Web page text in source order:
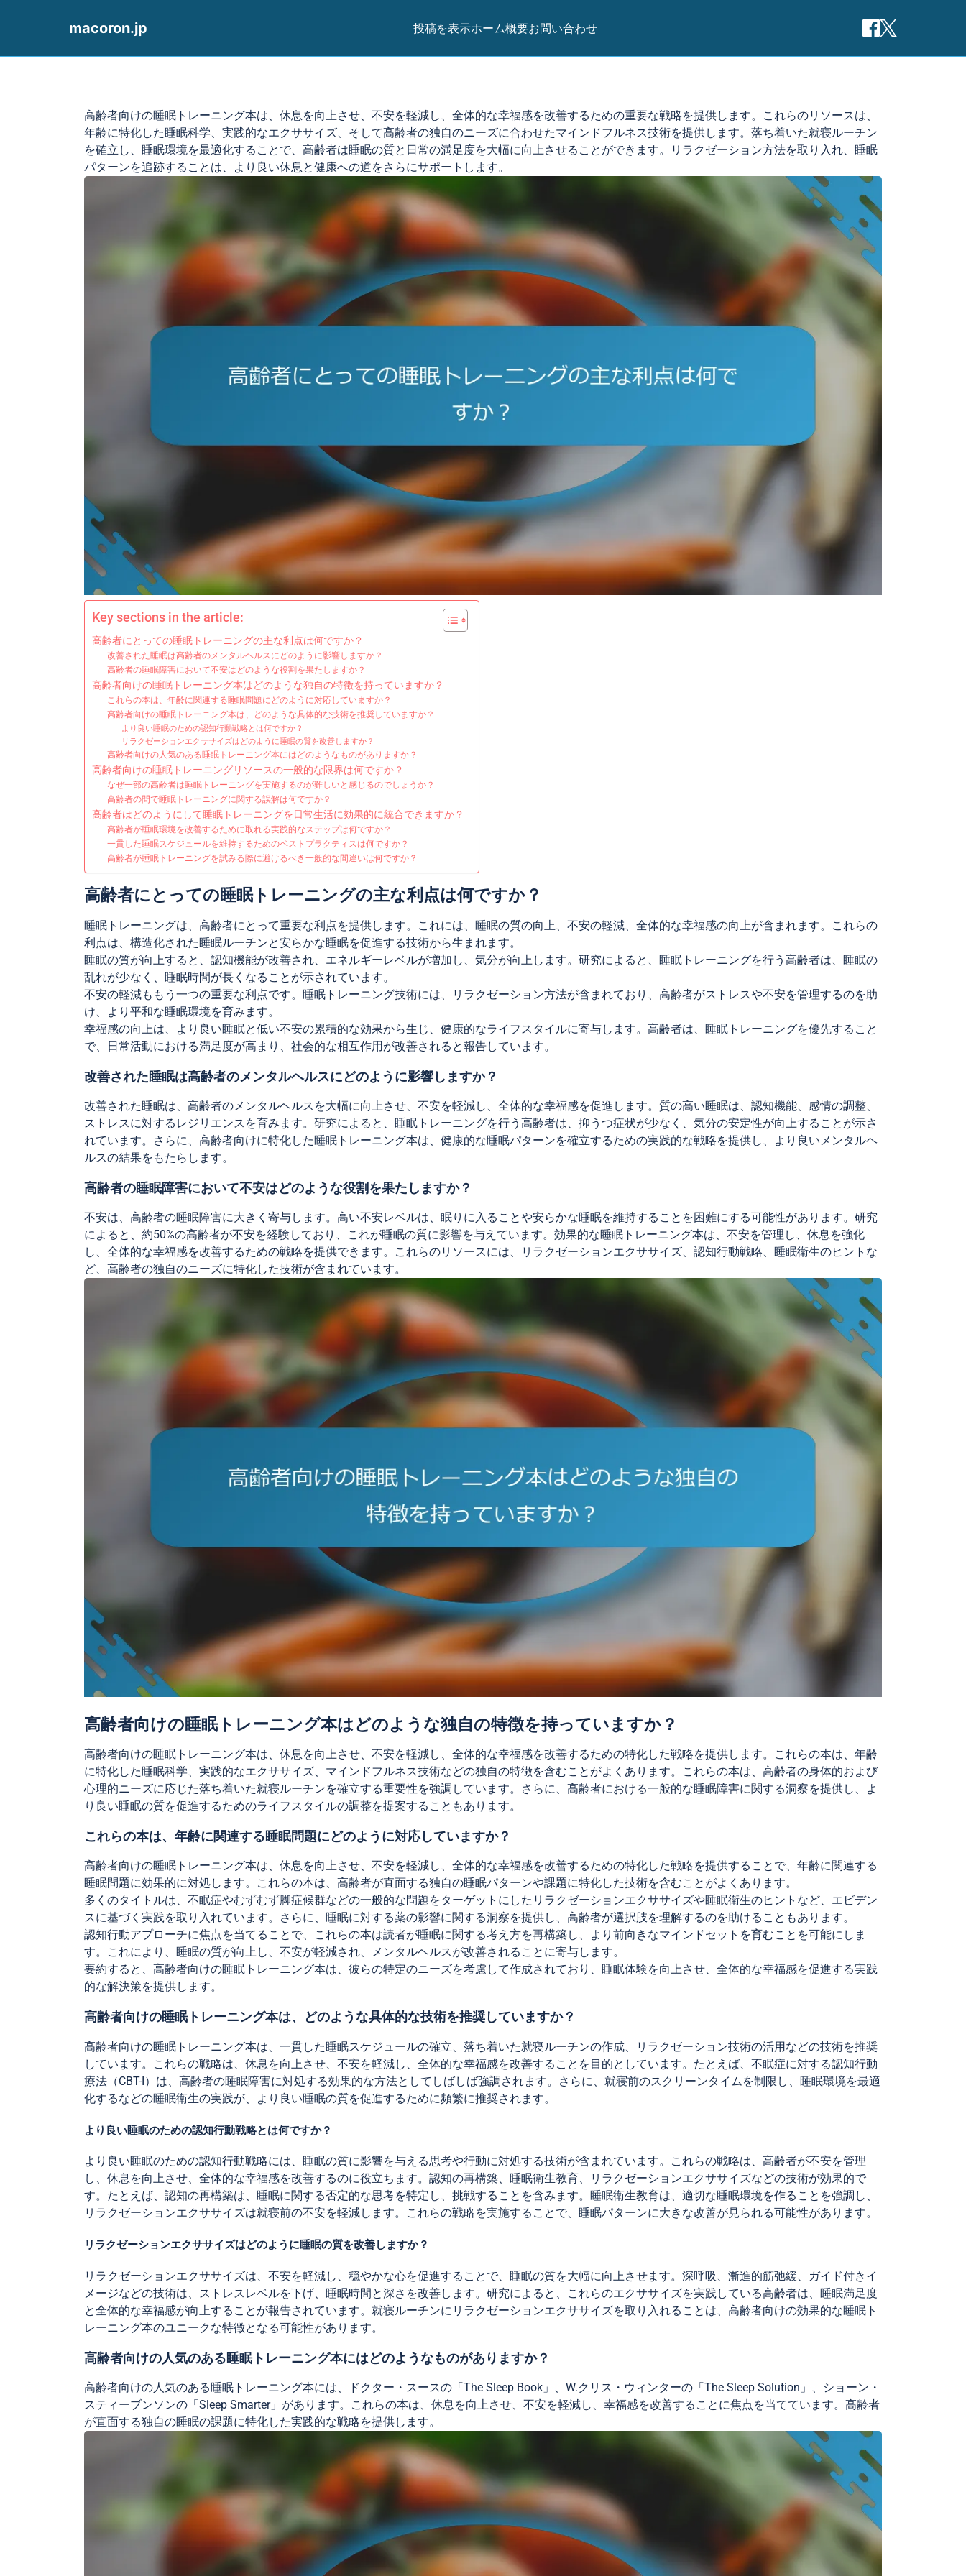
macoron.jp 投稿を表示ホーム概要お問い合わせ
高齢者向けの睡眠トレーニング本は、休息を向上させ、不安を軽減し、全体的な幸福感を改善するための重要な戦略を提供します。これらのリソースは、
年齢に特化した睡眠科学、実践的なエクササイズ、そして高齢者の独自のニーズに合わせたマインドフルネス技術を提供します。落ち着いた就寝ルーチン
を確立し、睡眠環境を最適化することで、高齢者は睡眠の質と日常の満足度を大幅に向上させることができます。リラクゼーション方法を取り入れ、睡眠
パターンを追跡することは、より良い休息と健康への道をさらにサポートします。
Key sections in the article:
高齢者にとっての睡眠トレーニングの主な利点は何ですか？
改善された睡眠は高齢者のメンタルヘルスにどのように影響しますか？
高齢者の睡眠障害において不安はどのような役割を果たしますか？
高齢者向けの睡眠トレーニング本はどのような独自の特徴を持っていますか？
これらの本は、年齢に関連する睡眠問題にどのように対応していますか？
高齢者向けの睡眠トレーニング本は、どのような具体的な技術を推奨していますか？
より良い睡眠のための認知行動戦略とは何ですか？
リラクゼーションエクササイズはどのように睡眠の質を改善しますか？
高齢者向けの人気のある睡眠トレーニング本にはどのようなものがありますか？
高齢者向けの睡眠トレーニングリソースの一般的な限界は何ですか？
なぜ一部の高齢者は睡眠トレーニングを実施するのが難しいと感じるのでしょうか？
高齢者の間で睡眠トレーニングに関する誤解は何ですか？
高齢者はどのようにして睡眠トレーニングを日常生活に効果的に統合できますか？
高齢者が睡眠環境を改善するために取れる実践的なステップは何ですか？
一貫した睡眠スケジュールを維持するためのベストプラクティスは何ですか？
高齢者が睡眠トレーニングを試みる際に避けるべき一般的な間違いは何ですか？
高齢者にとっての睡眠トレーニングの主な利点は何ですか？
睡眠トレーニングは、高齢者にとって重要な利点を提供します。これには、睡眠の質の向上、不安の軽減、全体的な幸福感の向上が含まれます。これらの
利点は、構造化された睡眠ルーチンと安らかな睡眠を促進する技術から生まれます。
睡眠の質が向上すると、認知機能が改善され、エネルギーレベルが増加し、気分が向上します。研究によると、睡眠トレーニングを行う高齢者は、睡眠の
乱れが少なく、睡眠時間が長くなることが示されています。
不安の軽減ももう一つの重要な利点です。睡眠トレーニング技術には、リラクゼーション方法が含まれており、高齢者がストレスや不安を管理するのを助
け、より平和な睡眠環境を育みます。
幸福感の向上は、より良い睡眠と低い不安の累積的な効果から生じ、健康的なライフスタイルに寄与します。高齢者は、睡眠トレーニングを優先すること
で、日常活動における満足度が高まり、社会的な相互作用が改善されると報告しています。
改善された睡眠は高齢者のメンタルヘルスにどのように影響しますか？
改善された睡眠は、高齢者のメンタルヘルスを大幅に向上させ、不安を軽減し、全体的な幸福感を促進します。質の高い睡眠は、認知機能、感情の調整、
ストレスに対するレジリエンスを育みます。研究によると、睡眠トレーニングを行う高齢者は、抑うつ症状が少なく、気分の安定性が向上することが示さ
れています。さらに、高齢者向けに特化した睡眠トレーニング本は、健康的な睡眠パターンを確立するための実践的な戦略を提供し、より良いメンタルヘ
ルスの結果をもたらします。
高齢者の睡眠障害において不安はどのような役割を果たしますか？
不安は、高齢者の睡眠障害に大きく寄与します。高い不安レベルは、眠りに入ることや安らかな睡眠を維持することを困難にする可能性があります。研究
によると、約50%の高齢者が不安を経験しており、これが睡眠の質に影響を与えています。効果的な睡眠トレーニング本は、不安を管理し、休息を強化
し、全体的な幸福感を改善するための戦略を提供できます。これらのリソースには、リラクゼーションエクササイズ、認知行動戦略、睡眠衛生のヒントな
ど、高齢者の独自のニーズに特化した技術が含まれています。
高齢者向けの睡眠トレーニング本はどのような独自の特徴を持っていますか？
高齢者向けの睡眠トレーニング本は、休息を向上させ、不安を軽減し、全体的な幸福感を改善するための特化した戦略を提供します。これらの本は、年齢
に特化した睡眠科学、実践的なエクササイズ、マインドフルネス技術などの独自の特徴を含むことがよくあります。これらの本は、高齢者の身体的および
心理的ニーズに応じた落ち着いた就寝ルーチンを確立する重要性を強調しています。さらに、高齢者における一般的な睡眠障害に関する洞察を提供し、よ
り良い睡眠の質を促進するためのライフスタイルの調整を提案することもあります。
これらの本は、年齢に関連する睡眠問題にどのように対応していますか？
高齢者向けの睡眠トレーニング本は、休息を向上させ、不安を軽減し、全体的な幸福感を改善するための特化した戦略を提供することで、年齢に関連する
睡眠問題に効果的に対処します。これらの本は、高齢者が直面する独自の睡眠パターンや課題に特化した技術を含むことがよくあります。
多くのタイトルは、不眠症やむずむず脚症候群などの一般的な問題をターゲットにしたリラクゼーションエクササイズや睡眠衛生のヒントなど、エビデン
スに基づく実践を取り入れています。さらに、睡眠に対する薬の影響に関する洞察を提供し、高齢者が選択肢を理解するのを助けることもあります。
認知行動アプローチに焦点を当てることで、これらの本は読者が睡眠に関する考え方を再構築し、より前向きなマインドセットを育むことを可能にしま
す。これにより、睡眠の質が向上し、不安が軽減され、メンタルヘルスが改善されることに寄与します。
要約すると、高齢者向けの睡眠トレーニング本は、彼らの特定のニーズを考慮して作成されており、睡眠体験を向上させ、全体的な幸福感を促進する実践
的な解決策を提供します。
高齢者向けの睡眠トレーニング本は、どのような具体的な技術を推奨していますか？
高齢者向けの睡眠トレーニング本は、一貫した睡眠スケジュールの確立、落ち着いた就寝ルーチンの作成、リラクゼーション技術の活用などの技術を推奨
しています。これらの戦略は、休息を向上させ、不安を軽減し、全体的な幸福感を改善することを目的としています。たとえば、不眠症に対する認知行動
療法（CBT-I）は、高齢者の睡眠障害に対処する効果的な方法としてしばしば強調されます。さらに、就寝前のスクリーンタイムを制限し、睡眠環境を最適
化するなどの睡眠衛生の実践が、より良い睡眠の質を促進するために頻繁に推奨されます。
より良い睡眠のための認知行動戦略とは何ですか？
より良い睡眠のための認知行動戦略には、睡眠の質に影響を与える思考や行動に対処する技術が含まれています。これらの戦略は、高齢者が不安を管理
し、休息を向上させ、全体的な幸福感を改善するのに役立ちます。認知の再構築、睡眠衛生教育、リラクゼーションエクササイズなどの技術が効果的で
す。たとえば、認知の再構築は、睡眠に関する否定的な思考を特定し、挑戦することを含みます。睡眠衛生教育は、適切な睡眠環境を作ることを強調し、
リラクゼーションエクササイズは就寝前の不安を軽減します。これらの戦略を実施することで、睡眠パターンに大きな改善が見られる可能性があります。
リラクゼーションエクササイズはどのように睡眠の質を改善しますか？
リラクゼーションエクササイズは、不安を軽減し、穏やかな心を促進することで、睡眠の質を大幅に向上させます。深呼吸、漸進的筋弛緩、ガイド付きイ
メージなどの技術は、ストレスレベルを下げ、睡眠時間と深さを改善します。研究によると、これらのエクササイズを実践している高齢者は、睡眠満足度
と全体的な幸福感が向上することが報告されています。就寝ルーチンにリラクゼーションエクササイズを取り入れることは、高齢者向けの効果的な睡眠ト
レーニング本のユニークな特徴となる可能性があります。
高齢者向けの人気のある睡眠トレーニング本にはどのようなものがありますか？
高齢者向けの人気のある睡眠トレーニング本には、ドクター・スースの「The Sleep Book」、W.クリス・ウィンターの「The Sleep Solution」、ショーン・
スティーブンソンの「Sleep Smarter」があります。これらの本は、休息を向上させ、不安を軽減し、幸福感を改善することに焦点を当てています。高齢者
が直面する独自の睡眠の課題に特化した実践的な戦略を提供します。